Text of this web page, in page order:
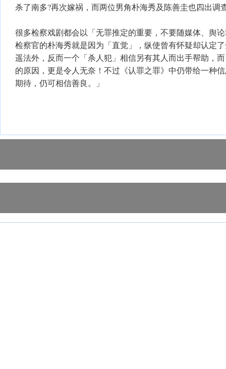
杀了南多?再次嫁祸，而两位男角朴海秀及陈善圭也四出
很多检察戏剧都会以「无罪推定的重要，不要随媒体、舆
检察官的朴海秀就是因为「直觉」，纵使曾有怀疑却认定
遥法外，反而一个「杀人犯」相信另有其人而出手帮助，
的原因，更是令人无奈！不过《认罪之罪》中仍带给一种
期待，仍可相信善良。」